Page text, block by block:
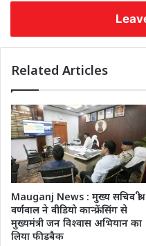
Related Articles
Mauganj News : मुख्य सचिव श्री
वर्णवाल ने वीडियो कान्फ्रेंसिंग से
मुख्यमंत्री जन विश्वास अभियान का
लिया फीडबैक